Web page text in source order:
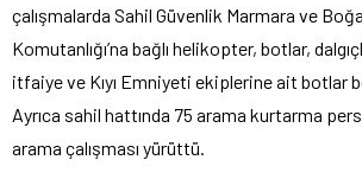
çalışmalarda Sahil Güvenlik Marmara ve
Komutanlığı’na bağlı helikopter, botlar,
itfaiye ve Kıyı Emniyeti ekiplerine ait botlar
Ayrıca sahil hattında 75 arama kurtarma
arama çalışması yürüttü.